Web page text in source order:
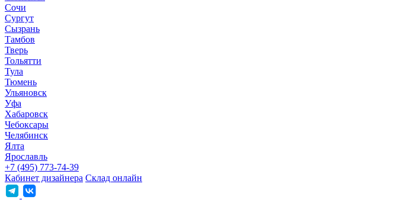
Сочи
Сургут
Сызрань
Тамбов
Тверь
Тольятти
Тула
Тюмень
Ульяновск
Уфа
Хабаровск
Чебоксары
Челябинск
Ялта
Ярославль
+7 (495) 773-74-39
Кабинет дизайнера Склад онлайн